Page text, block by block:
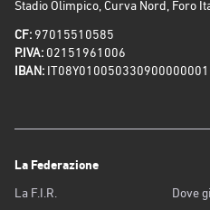
Stadio Olimpico, Curva Nord, Foro
CF: 97015510585
P.IVA: 02151961006
IBAN:
La Federazione
La F.I.R.
Dove